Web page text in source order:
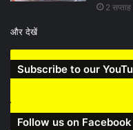
2
और देखें
Subscribe to our
Follow us on Facebook